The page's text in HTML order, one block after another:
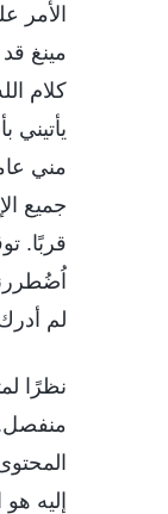
الأمر
مينغ
كلام
يأتيني
مني
جميع
قربًا.
لم
نظرًا
إليه